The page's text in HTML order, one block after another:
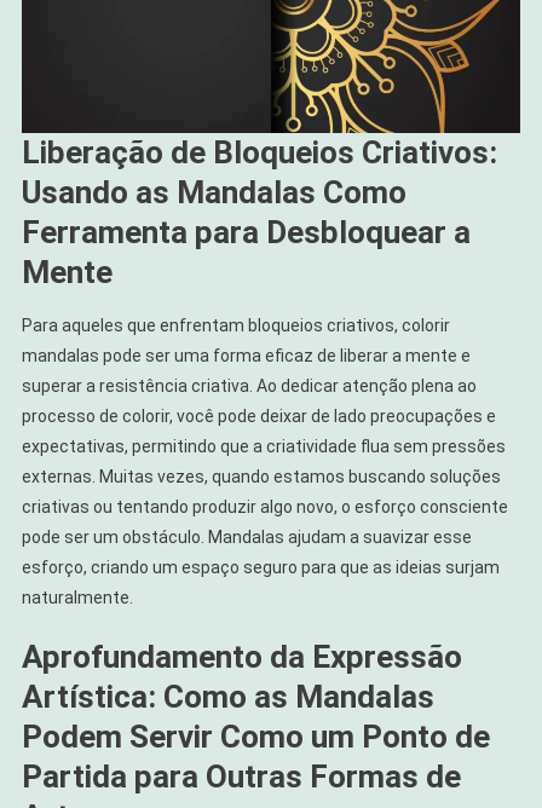
Liberação de Bloqueios Criativos:
Usando as Mandalas Como
Ferramenta para Desbloquear a
Mente
Para aqueles que enfrentam bloqueios criativos, colorir
mandalas pode ser uma forma eficaz de liberar a mente e
superar a resistência criativa. Ao dedicar atenção plena ao
processo de colorir, você pode deixar de lado preocupações e
expectativas, permitindo que a criatividade flua sem pressões
externas. Muitas vezes, quando estamos buscando soluções
criativas ou tentando produzir algo novo, o esforço consciente
pode ser um obstáculo. Mandalas ajudam a suavizar esse
esforço, criando um espaço seguro para que as ideias surjam
naturalmente.
Aprofundamento da Expressão
Artística: Como as Mandalas
Podem Servir Como um Ponto de
Partida para Outras Formas de